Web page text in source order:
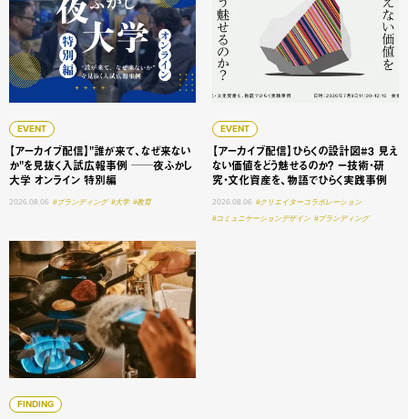
EVENT
【アーカイブ配信】"誰が来て、なぜ来ない
か"を見抜く入試広報事例 ──夜ふかし
大学 オンライン 特別編
2026.08.06 #ブランディング #大学 #教育
EVENT
【アーカイブ配信】ひらくの設計図#3 見え
ない価値をどう魅せるのか？ ー技術・研
究・文化資産を、物語でひらく実践事例
2026.08.06 #クリエイターコラボレーション
#コミュニケーションデザイン #ブランディング
FINDING
見えない価値は「うまく語る」だけでは届かない 技術・研